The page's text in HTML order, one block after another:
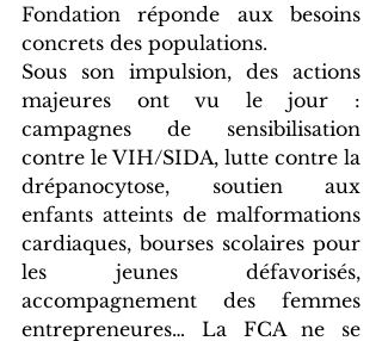
Fondation réponde aux besoins
concrets des populations.
Sous son impulsion, des actions
majeures ont vu le jour :
campagnes de sensibilisation
contre le VIH/SIDA, lutte contre la
drépanocytose, soutien aux
enfants atteints de malformations
cardiaques, bourses scolaires pour
les jeunes défavorisés,
accompagnement des femmes
entrepreneures… La FCA ne se